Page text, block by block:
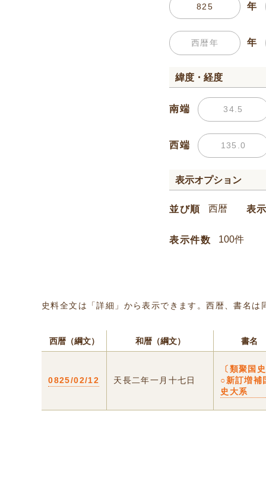
年
年
緯度・経度
南端
西端
表示オプション
並び順 表
表示件数
史料全文は「詳細」から表示できます。西暦、書名
西暦（綱文） 和暦（綱文） 書名
0825/02/12 天長二年一月十七日
〔類聚国
○新訂増補
史大系